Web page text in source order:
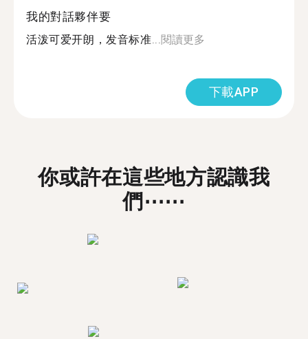
我的對話夥伴要
活泼可爱开朗，发音标准...閱讀更多
下載APP
你或許在這些地方認識我
們⋯⋯